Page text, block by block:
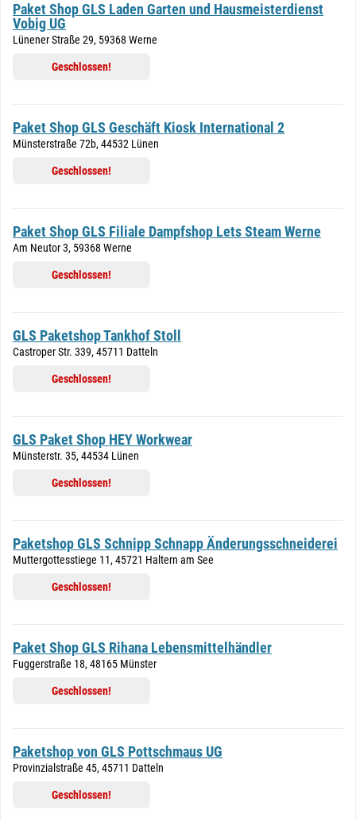
Paket Shop GLS Laden Garten und Hausmeisterdienst
Vobig UG
Lünener Straße 29, 59368 Werne
Geschlossen!
Paket Shop GLS Geschäft Kiosk International 2
Münsterstraße 72b, 44532 Lünen
Geschlossen!
Paket Shop GLS Filiale Dampfshop Lets Steam Werne
Am Neutor 3, 59368 Werne
Geschlossen!
GLS Paketshop Tankhof Stoll
Castroper Str. 339, 45711 Datteln
Geschlossen!
GLS Paket Shop HEY Workwear
Münsterstr. 35, 44534 Lünen
Geschlossen!
Paketshop GLS Schnipp Schnapp Änderungsschneiderei
Muttergottesstiege 11, 45721 Haltern am See
Geschlossen!
Paket Shop GLS Rihana Lebensmittelhändler
Fuggerstraße 18, 48165 Münster
Geschlossen!
Paketshop von GLS Pottschmaus UG
Provinzialstraße 45, 45711 Datteln
Geschlossen!